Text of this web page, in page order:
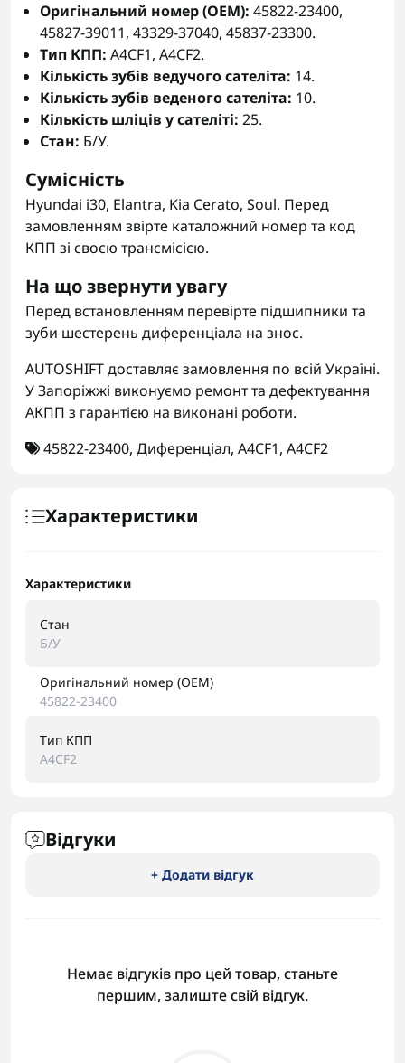
Оригінальний номер (OEM): 45822-23400,
45827-39011, 43329-37040, 45837-23300.
Тип КПП: A4CF1, A4CF2.
Кількість зубів ведучого сателіта: 14.
Кількість зубів веденого сателіта: 10.
Кількість шліців у сателіті: 25.
Стан: Б/У.
Сумісність
Hyundai i30, Elantra, Kia Cerato, Soul. Перед
замовленням звірте каталожний номер та код
КПП зі своєю трансмісією.
На що звернути увагу
Перед встановленням перевірте підшипники та
зуби шестерень диференціала на знос.
AUTOSHIFT доставляє замовлення по всій Україні.
У Запоріжжі виконуємо ремонт та дефектування
АКПП з гарантією на виконані роботи.
45822-23400, Диференціал, A4CF1, A4CF2
Характеристики
Характеристики
Стан
Б/У
Оригінальний номер (OEM)
45822-23400
Тип КПП
A4CF2
Відгуки
+ Додати відгук
Немає відгуків про цей товар, станьте
першим, залиште свій відгук.